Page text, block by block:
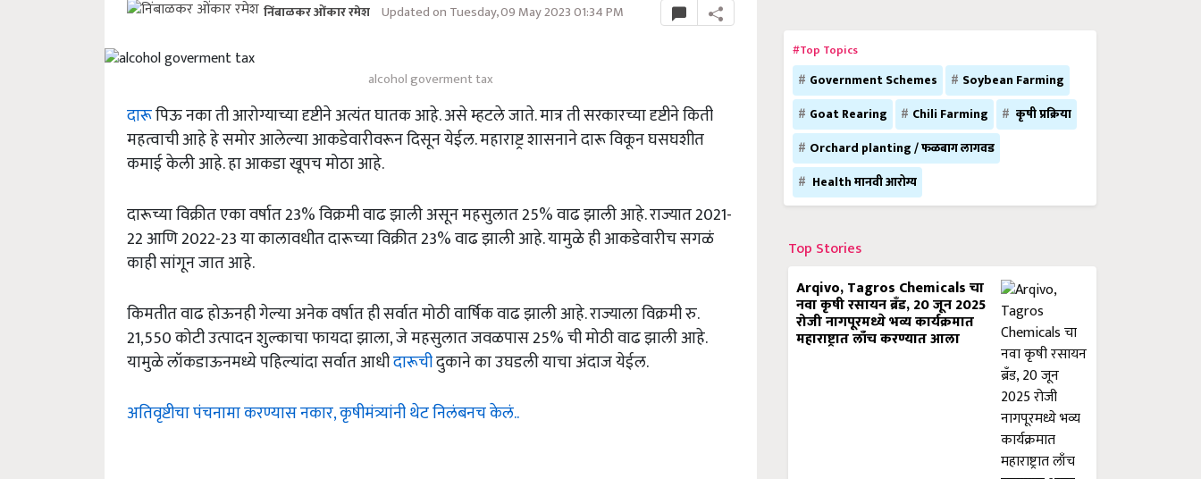
निंबाळकर ओंकार रमेश Updated on Tuesday, 09 May 2023 01:34 PM
alcohol goverment tax
दारूपिऊ नका ती आरोग्याच्या दृष्टीने अत्यंत घातक आहे. असे म्हटले जाते. मात्र ती सरकारच्या दृष्टीने किती
महत्वाची आहे हे समोर आलेल्या आकडेवारीवरून दिसून येईल. महाराष्ट्र शासनाने दारू विकून घसघशीत
कमाई केली आहे. हा आकडा खूपच मोठा आहे.
दारूच्या विक्रीत एका वर्षात 23% विक्रमी वाढ झाली असून महसुलात 25% वाढ झाली आहे. राज्यात 2021-
22 आणि 2022-23 या कालावधीत दारूच्या विक्रीत 23% वाढ झाली आहे. यामुळे ही आकडेवारीच सगळं
काही सांगून जात आहे.
किमतीत वाढ होऊनही गेल्या अनेक वर्षात ही सर्वात मोठी वार्षिक वाढ झाली आहे. राज्याला विक्रमी रु.
21,550 कोटी उत्पादन शुल्काचा फायदा झाला, जे महसुलात जवळपास 25% ची मोठी वाढ झाली आहे.
यामुळे लॉकडाऊनमध्ये पहिल्यांदा सर्वात आधीदारूचीदुकाने का उघडली याचा अंदाज येईल.
अतिवृष्टीचा पंचनामा करण्यास नकार, कृषीमंत्र्यांनी थेट निलंबनच केलं..
#Top Topics
Government Schemes
Soybean Farming
Goat Rearing
Chili Farming
कृषी प्रक्रिया
Orchard planting / फळबाग लागवड
Health मानवी आरोग्य
Top Stories
Arqivo, Tagros Chemicals चा
नवा कृषी रसायन ब्रँड, 20 जून 2025
रोजी नागपूरमध्ये भव्य कार्यक्रमात
महाराष्ट्रात लाँच करण्यात आला